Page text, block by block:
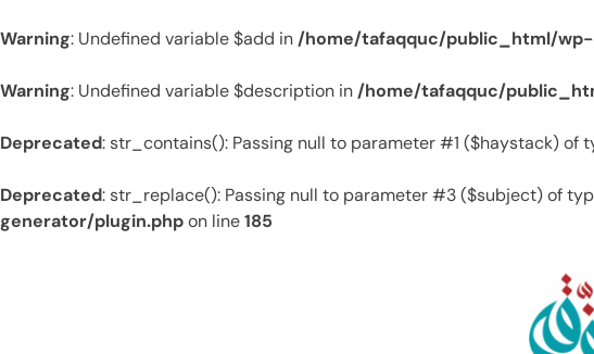
Warning: Undefined variable $add in /home/tafaqquc/public_html/
Warning: Undefined variable $description in /home/tafaqquc/
Deprecated: str_contains(): Passing null to parameter #1 ($haystack) of
Deprecated: str_replace(): Passing null to parameter #3 ($subject) of
generator/plugin.phpon line185